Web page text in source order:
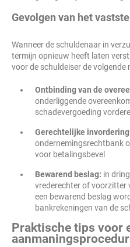
Gevolgen van het
Wanneer de schuldenaar in
termijn opnieuw heeft laten
voor de schuldeiser de volgende
Ontbinding van de
onderliggende
schadevergoeding
Gerechtelijke
ondernemingsrechtbank
voor betalingsbevel
Bewarend beslag: in
vrederechter of voorzitter
een bewarend beslag
bankrekeningen van de
Praktische tips voor